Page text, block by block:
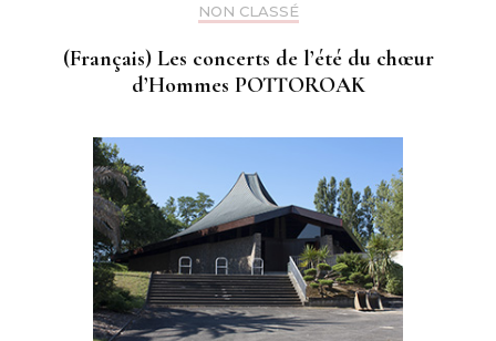
NON CLASSÉ
(Français) Les concerts de l’été du chœur
d’Hommes POTTOROAK